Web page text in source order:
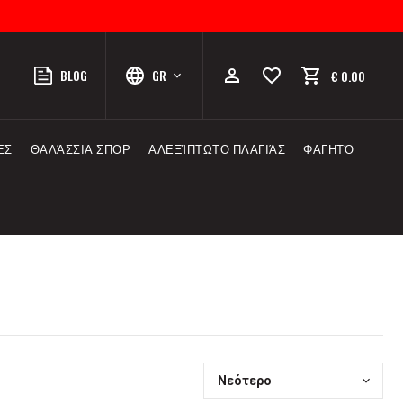
BLOG GR € 0.00
ΘΑΛΆΣΣΙΑ ΣΠΟΡ ΑΛΕΞΊΠΤΩΤΟ ΠΛΑΓΙΆΣ ΦΑΓΗΤΌ
Νεότερο